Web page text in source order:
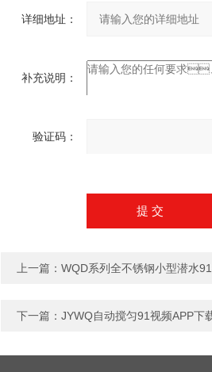
详细地址：
补充说明：
验证码：
入
计算结果（填写阿拉伯数
字），如：三加四=7
上一篇： WQD系列全不锈钢小型潜水
下一篇： JYWQ自动搅匀91视频APP下